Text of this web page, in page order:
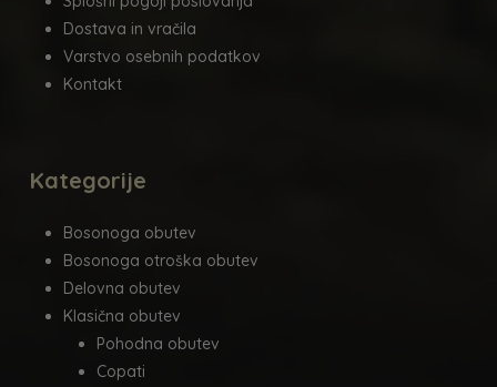
Dostava in vračila
Varstvo osebnih podatkov
Kontakt
Kategorije
Bosonoga obutev
Bosonoga otroška obutev
Delovna obutev
Klasična obutev
Pohodna obutev
Copati